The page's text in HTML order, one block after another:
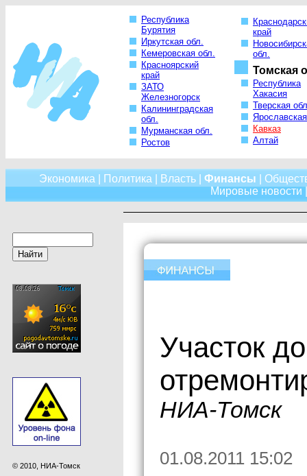
Республика
Бурятия
Иркутская обл.
Кемеровская обл.
Красноярский
край
ЗАТО
Железногорск
Калининградская
обл.
Мурманская обл.
Ростов
край
обл.
Томская
Республика
Хакасия
Тверская
Кавказ
Алтай
Экономика Политика Власть| Финансы
Мировые новости
© 2010, НИА-Томск
Участок
НИА-Томск
01.08.2011 15:02